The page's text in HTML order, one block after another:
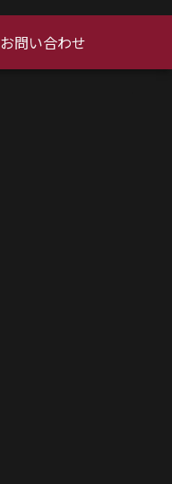
お問い合わせ